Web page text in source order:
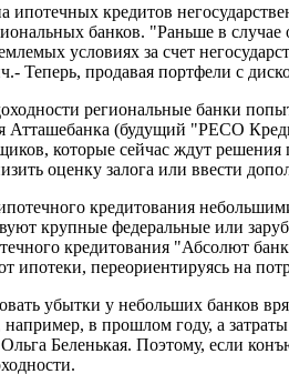
ипотечных кредитов
банков. "Раньше в
условиях за счет
продавая портфели с
региональные банки
Атташебанка (будущий "РЕСО
которые сейчас ждут
оценку залога или ввести
кредитования
крупные федеральные или
кредитования "Абсолют
ипотеки, переориентируясь на
убытки у небольших банков
например, в прошлом году, а
Беленькая. Поэтому, если